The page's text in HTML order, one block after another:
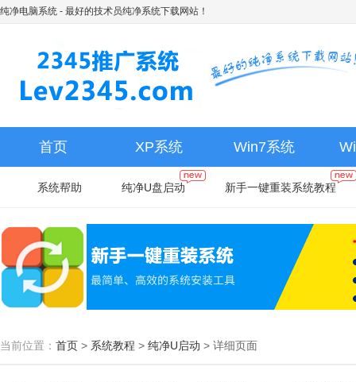
纯净电脑系统 - 最好的技术员纯净系统下载网站！
首页 XP系统 Win7系统
系统帮助 纯净U盘启动 新手一键重装系统教程
当前位置： 首页 > 系统教程 > 纯净U启动 > 详细页面